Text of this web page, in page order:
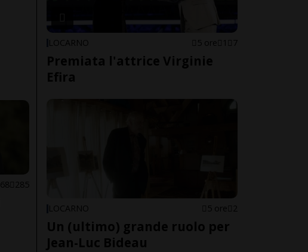
68 285
LOCARNO 5 ore 1 7
Premiata l'attrice Virginie
Efira
LOCARNO 5 ore 2
Un (ultimo) grande ruolo per
Jean-Luc Bideau